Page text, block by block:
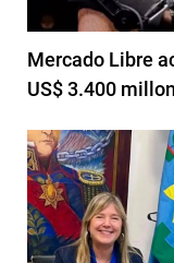
Mercado Libre
US$ 3.400